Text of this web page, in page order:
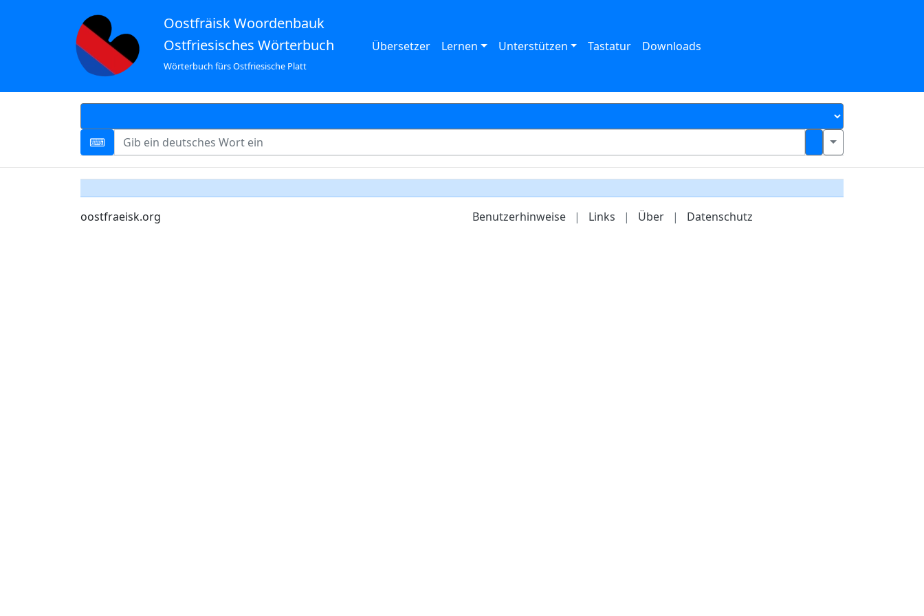
Oostfräisk Woordenbauk
Ostfriesisches Wörterbuch
Wörterbuch fürs Ostfriesische Platt
Übersetzer Lernen Unterstützen Tastatur Downloads
oostfraeisk.org Benutzerhinweise | Links | Über | Datenschutz